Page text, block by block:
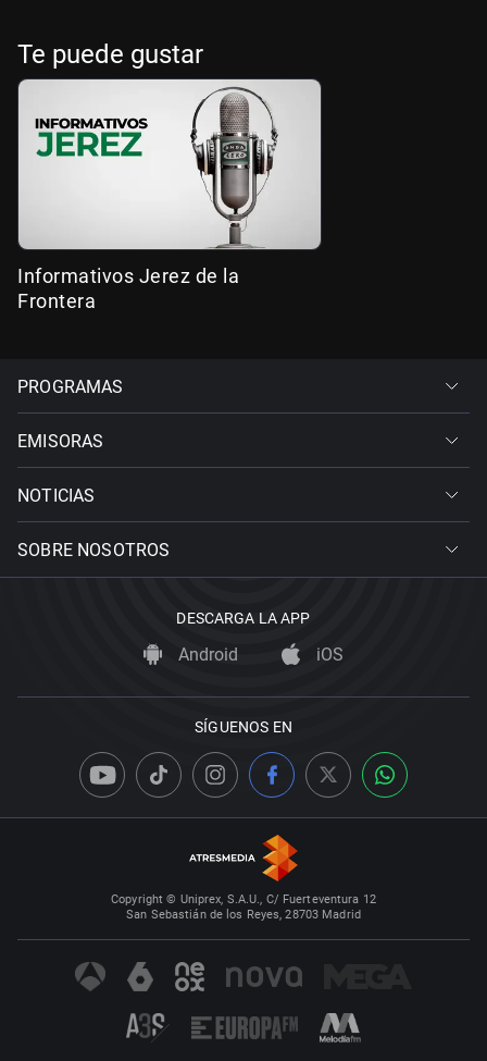
Te puede gustar
Informativos Jerez de la
Frontera
PROGRAMAS
EMISORAS
NOTICIAS
SOBRE NOSOTROS
DESCARGA LA APP
Android iOS
SÍGUENOS EN
Copyright © Uniprex, S.A.U., C/ Fuerteventura 12
San Sebastián de los Reyes, 28703 Madrid